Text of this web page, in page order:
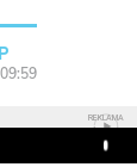
REKLAMA
Play